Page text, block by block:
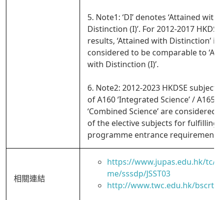
5. Note1: ‘DI’ denotes ‘Attained with
Distinction (I)’. For 2012-2017
results, ‘Attained with Distinction’ is
considered to be comparable to
with Distinction (I)’.
6. Note2: 2012-2023 HKDSE
of A160 ‘Integrated Science’ / A165
‘Combined Science’ are considered
of the elective subjects for
programme entrance
相關連結
https://www.jupas.edu.hk/tc/
me/sssdp/JSST03
http://www.twc.edu.hk/bscrt